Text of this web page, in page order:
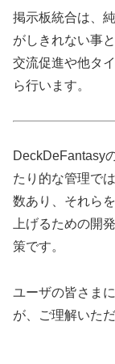
掲示板統合は、
がしきれない事
交流促進や他タ
ら行います。
DeckDeFantasy
たり的な管理で
数あり、それら
上げるための開
策です。
ユーザの皆さま
が、ご理解いた